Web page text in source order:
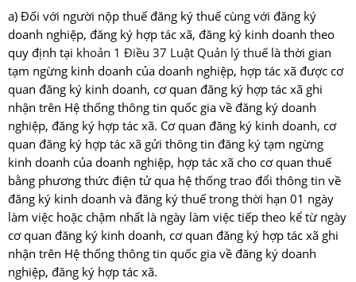
a) Đối với người nộp thuế đăng ký thuế cùng với đăng ký
doanh nghiệp, đăng ký hợp tác xã, đăng ký kinh doanh theo
quy định tại khoản 1 Điều 37 Luật Quản lý thuế là thời gian
tạm ngừng kinh doanh của doanh nghiệp, hợp tác xã được cơ
quan đăng ký kinh doanh, cơ quan đăng ký hợp tác xã ghi
nhận trên Hệ thống thông tin quốc gia về đăng ký doanh
nghiệp, đăng ký hợp tác xã. Cơ quan đăng ký kinh doanh, cơ
quan đăng ký hợp tác xã gửi thông tin đăng ký tạm ngừng
kinh doanh của doanh nghiệp, hợp tác xã cho cơ quan thuế
bằng phương thức điện tử qua hệ thống trao đổi thông tin về
đăng ký kinh doanh và đăng ký thuế trong thời hạn 01 ngày
làm việc hoặc chậm nhất là ngày làm việc tiếp theo kể từ ngày
cơ quan đăng ký kinh doanh, cơ quan đăng ký hợp tác xã ghi
nhận trên Hệ thống thông tin quốc gia về đăng ký doanh
nghiệp, đăng ký hợp tác xã.